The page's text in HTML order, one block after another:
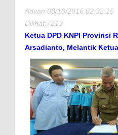
Advan 08/10/
Dilihat:7213
Ketua DPD KNPI Provinsi
Arsadianto, Melantik